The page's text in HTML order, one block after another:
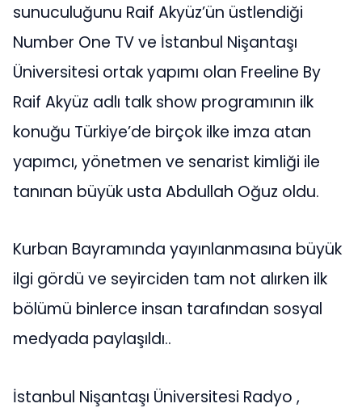
sunuculuğunu Raif Akyüz’ün üstlendiği
Number One TV ve İstanbul Nişantaşı
Üniversitesi ortak yapımı olan Freeline By
Raif Akyüz adlı talk show programının ilk
konuğu Türkiye’de birçok ilke imza atan
yapımcı, yönetmen ve senarist kimliği ile
tanınan büyük usta Abdullah Oğuz oldu.
Kurban Bayramında yayınlanmasına büyük
ilgi gördü ve seyirciden tam not alırken ilk
bölümü binlerce insan tarafından sosyal
medyada paylaşıldı..
İstanbul Nişantaşı Üniversitesi Radyo ,